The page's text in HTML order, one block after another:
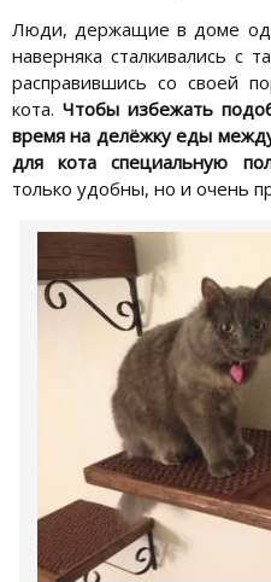
Люди, держащие в доме
наверняка сталкивались с
расправившись со своей
кота. Чтобы избежать
время на делёжку еды
для кота специальную
только удобны, но и очень